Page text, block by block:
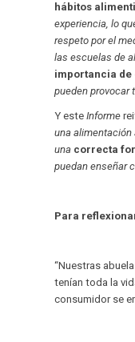
hábitos
experiencia, lo
respeto por el
las escuelas de
importancia de
pueden provocar
Y esteInforme
una alimentación
una correcta
puedan enseñar
Para
“Nuestras
tenían toda la
consumidor se